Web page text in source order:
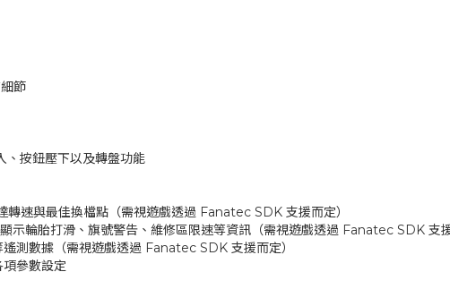
節
按鈕壓下以及轉盤功能
速與最佳換檔點（需視遊戲透過 Fanatec SDK 支援而定）
輪胎打滑、旗號警告、維修區限速等資訊（需視遊戲透過 Fanatec SDK 支援
測數據（需視遊戲透過 Fanatec SDK 支援而定）
參數設定